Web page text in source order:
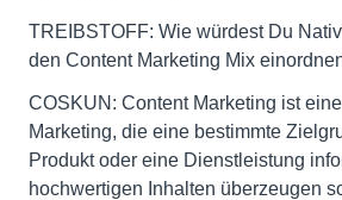
TREIBSTOFF: Wie würdest Du
den Content Marketing Mix
COSKUN: Content Marketing ist
Marketing, die eine bestimmte
Produkt oder eine Dienstleistung
hochwertigen Inhalten überzeugen